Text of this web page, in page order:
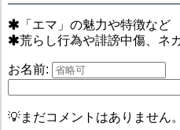
「エマ」の魅力や特徴など
荒らし行為や誹謗中傷、ネ
お名前:
💡まだコメントはありません